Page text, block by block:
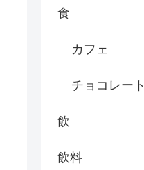
食
カフェ
チョコレート
飲
飲料